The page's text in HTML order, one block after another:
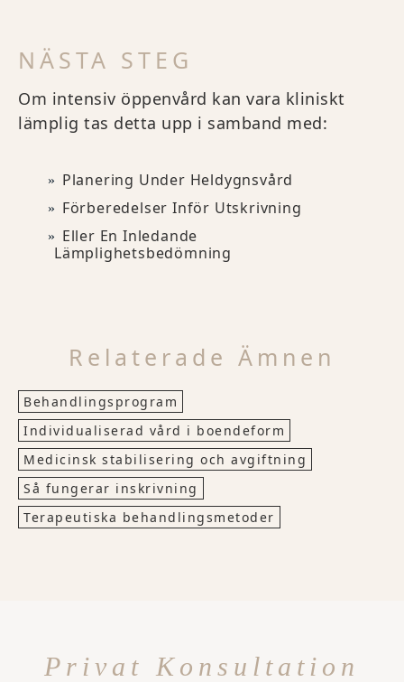
NÄSTA STEG
Om intensiv öppenvård kan vara kliniskt
lämplig tas detta upp i samband med:
Planering Under Heldygnsvård
Förberedelser Inför Utskrivning
Eller En Inledande
Lämplighetsbedömning
Relaterade Ämnen
Behandlingsprogram
Individualiserad vård i boendeform
Medicinsk stabilisering och avgiftning
Så fungerar inskrivning
Terapeutiska behandlingsmetoder
Privat Konsultation